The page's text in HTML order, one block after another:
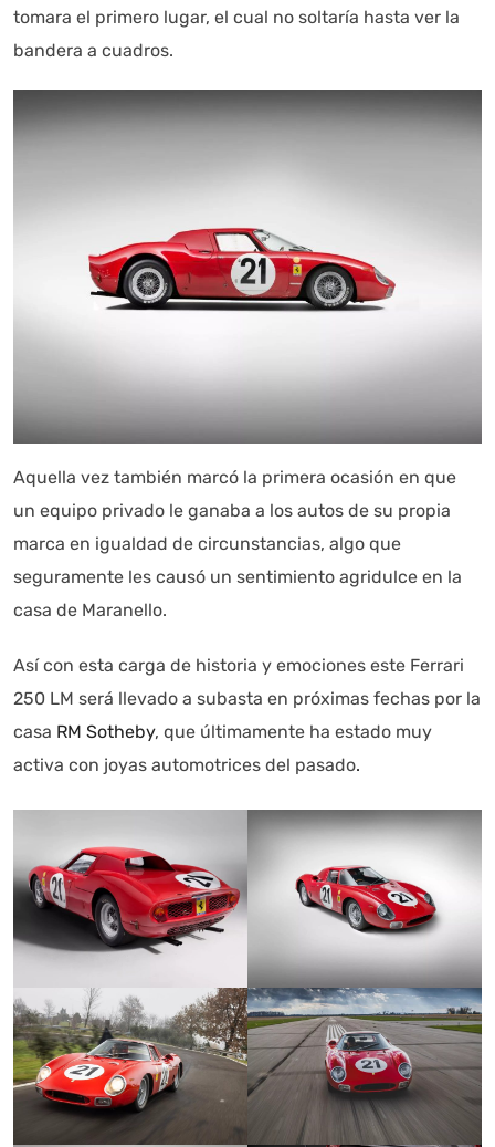
tomara el primero lugar, el cual no soltaría hasta ver la
bandera a cuadros.
Aquella vez también marcó la primera ocasión en que
un equipo privado le ganaba a los autos de su propia
marca en igualdad de circunstancias, algo que
seguramente les causó un sentimiento agridulce en la
casa de Maranello.
Así con esta carga de historia y emociones este Ferrari
250 LM será llevado a subasta en próximas fechas por la
casa RM Sotheby, que últimamente ha estado muy
activa con joyas automotrices del pasado.